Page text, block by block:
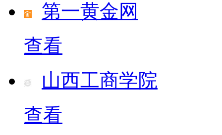
第一黄金网
查看
山西工商学院
查看